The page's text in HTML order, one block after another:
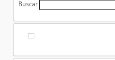
Buscar